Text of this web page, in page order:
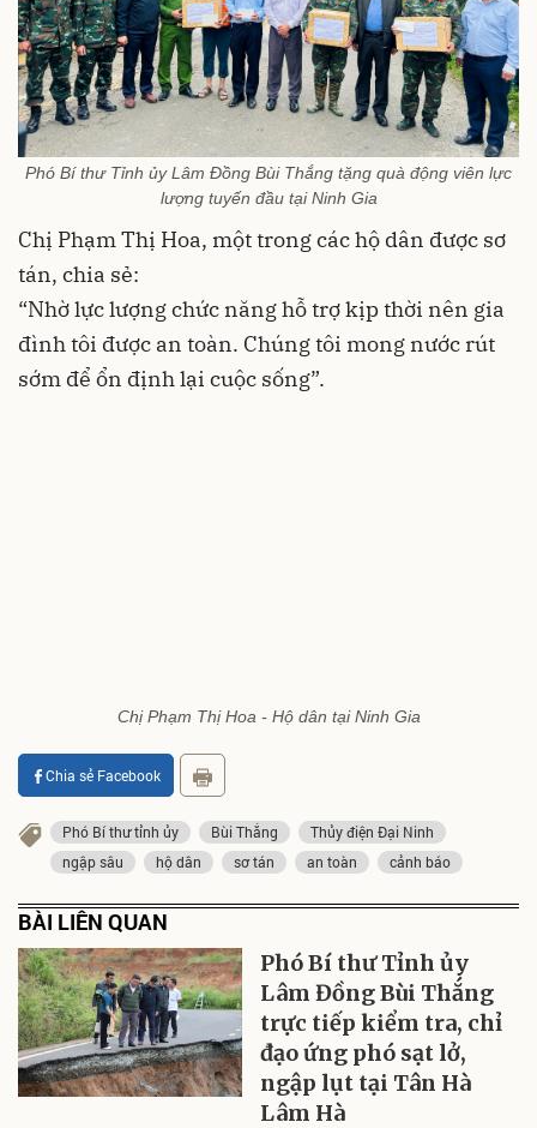
Phó Bí thư Tỉnh ủy Lâm Đồng Bùi Thắng tặng quà động viên lực
lượng tuyến đầu tại Ninh Gia
Chị Phạm Thị Hoa, một trong các hộ dân được sơ
tán, chia sẻ:
“Nhờ lực lượng chức năng hỗ trợ kịp thời nên gia
đình tôi được an toàn. Chúng tôi mong nước rút
sớm để ổn định lại cuộc sống”.
Chị Phạm Thị Hoa - Hộ dân tại Ninh Gia
Chia sẻ Facebook
Phó Bí thư tỉnh ủy Bùi Thắng
Thủy điện Đại Ninh
ngập sâu
hộ dân sơ tán an toàn cảnh báo
BÀI LIÊN QUAN
Phó Bí thư Tỉnh ủy
Lâm Đồng Bùi Thắng
trực tiếp kiểm tra, chỉ
đạo ứng phó sạt lở,
ngập lụt tại Tân Hà
Lâm Hà